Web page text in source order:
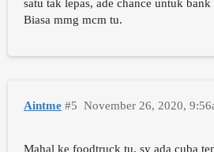
satu tak lepas, ade chance untuk
Biasa mmg mcm tu.
Aintme November 26, 2020,
#5
Mahal ke foodtruck tu, sy ada cuba